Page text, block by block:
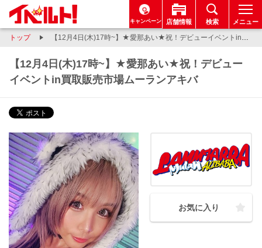
キャンペーン 店舗情報 検索 メニュー
トップ 【12月4日(木)17時~】★愛那あい★祝！デビューイベントin買取販売市場ムーランアキバ
【12月4日(木)17時~】★愛那あい★祝！デビュー
イベントin買取販売市場ムーランアキバ
お気に入り